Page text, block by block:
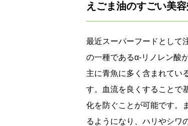
えごま油のすごい美
最近スーパーフードとして
の一種であるα-リノレン酸
主に青魚に多く含まれてい
す。血流を良くすることで
化を防ぐことが可能です。
るようになり、ハリやシワ